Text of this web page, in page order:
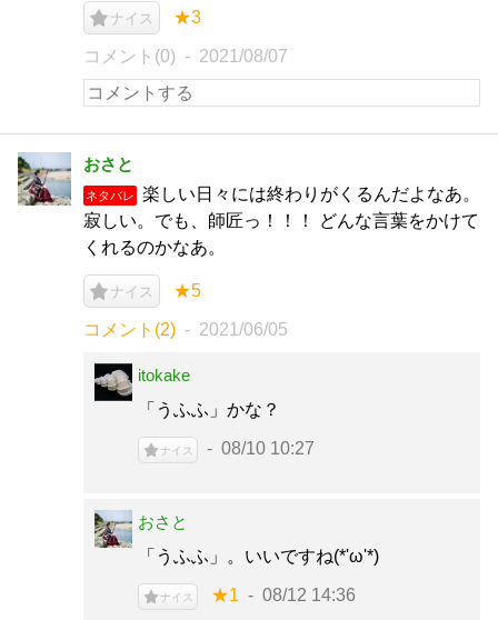
ナイス ★3
コメント(0) 2021/08/07
おさと
ネタバレ
楽しい日々には終わりがくるんだよなあ。
寂しい。でも、師匠っ！！！ どんな言葉をかけて
くれるのかなあ。
ナイス ★5
コメント(2) 2021/06/05
itokake
「うふふ」かな？
ナイス 08/10 10:27
おさと
「うふふ」。いいですね(*'ω'*)
ナイス ★1 08/12 14:36